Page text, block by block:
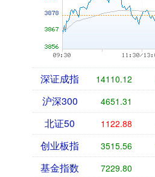
深证成指 14110.12
沪深300 4651.31
北证50 1122.88
创业板指 3515.56
基金指数 7229.80